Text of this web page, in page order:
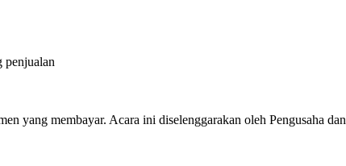
penjualan
yang membayar. Acara ini diselenggarakan oleh Pengusaha dan